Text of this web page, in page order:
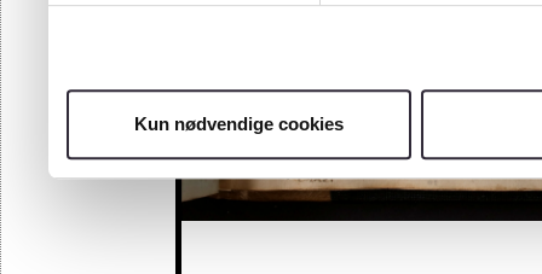
Kun nødvendige cookies